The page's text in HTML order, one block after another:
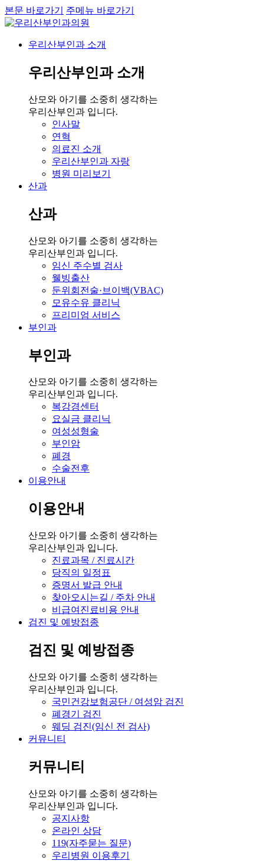
본문 바로가기 주메뉴 바로가기
우리산부인과 소개
우리산부인과 소개
산모와 아기를 소중히 생각하는
우리산부인과 입니다.
인사말
연혁
의료진 소개
우리산부인과 자랑
병원 미리보기
산과
산과
산모와 아기를 소중히 생각하는
우리산부인과 입니다.
임신 주수별 검사
웰빙출산
둔위회전술·브이백(VBAC)
모유수유 클리닉
프리미엄 서비스
부인과
부인과
산모와 아기를 소중히 생각하는
우리산부인과 입니다.
복강경센터
요실금 클리닉
여성성형술
부인암
폐경
수술전후
이용안내
이용안내
산모와 아기를 소중히 생각하는
우리산부인과 입니다.
진료과목 / 진료시간
당직의 일정표
증명서 발급 안내
찾아오시는길 / 주차 안내
비급여진료비용 안내
검진 및 예방접종
검진 및 예방접종
산모와 아기를 소중히 생각하는
우리산부인과 입니다.
국민건강보험공단 / 여성암 검진
폐경기 검진
웨딩 검진(임신 전 검사)
커뮤니티
커뮤니티
산모와 아기를 소중히 생각하는
우리산부인과 입니다.
공지사항
온라인 상담
119(자주묻는 질문)
우리병원 이용후기